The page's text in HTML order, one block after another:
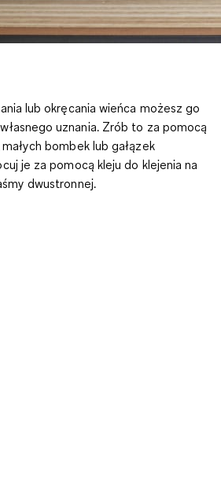
lub okręcania wieńca możesz go
uznania. Zrób to za pomocą
bombek lub gałązek
je za pomocą kleju do klejenia na
dwustronnej.